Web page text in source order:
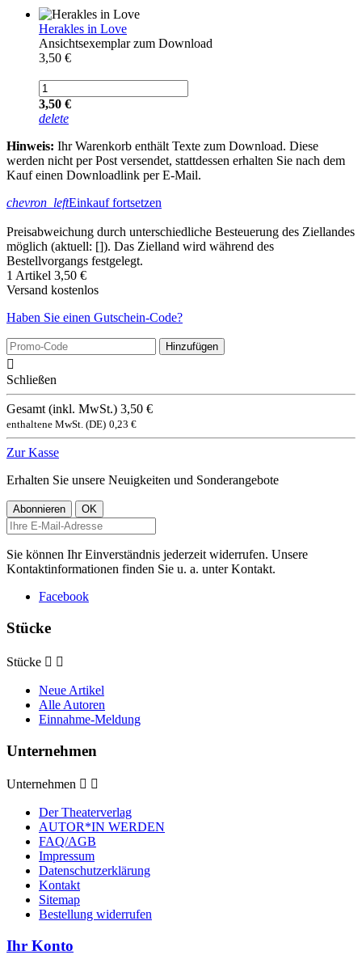
Herakles in Love
Ansichtsexemplar zum Download
3,50 €
3,50 €
delete
Hinweis: Ihr Warenkorb enthält Texte zum Download. Diese
werden nicht per Post versendet, stattdessen erhalten Sie nach dem
Kauf einen Downloadlink per E-Mail.
chevron_leftEinkauf fortsetzen
Preisabweichung durch unterschiedliche Besteuerung des Ziellandes
möglich (aktuell: []). Das Zielland wird während des
Bestellvorgangs festgelegt.
1 Artikel 3,50 €
Versand kostenlos
Haben Sie einen Gutschein-Code?
Hinzufügen

Schließen
Gesamt (inkl. MwSt.) 3,50 €
enthaltene MwSt. (DE) 0,23 €
Zur Kasse
Erhalten Sie unsere Neuigkeiten und Sonderangebote
Sie können Ihr Einverständnis jederzeit widerrufen. Unsere
Kontaktinformationen finden Sie u. a. unter Kontakt.
Facebook
Stücke
Stücke  
Neue Artikel
Alle Autoren
Einnahme-Meldung
Unternehmen
Unternehmen  
Der Theaterverlag
AUTOR*IN WERDEN
FAQ/AGB
Impressum
Datenschutzerklärung
Kontakt
Sitemap
Bestellung widerrufen
Ihr Konto